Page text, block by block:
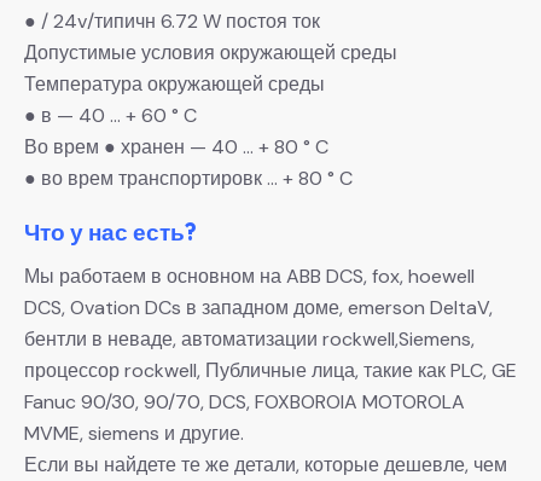
● / 24v/типичн 6.72 W постоя ток
Допустимые условия окружающей среды
Температура окружающей среды
● в — 40 … + 60 ° C
Во врем ● хранен — 40 … + 80 ° C
● во врем транспортировк … + 80 ° C
Что у нас есть?
Мы работаем в основном на ABB DCS, fox, hoewell
DCS, Ovation DCs в западном доме, emerson DeltaV,
бентли в неваде, автоматизации rockwell,Siemens,
процессор rockwell, Публичные лица, такие как PLC, GE
Fanuc 90/30, 90/70, DCS, FOXBOROIA MOTOROLA
MVME, siemens и другие.
Если вы найдете те же детали, которые дешевле, чем